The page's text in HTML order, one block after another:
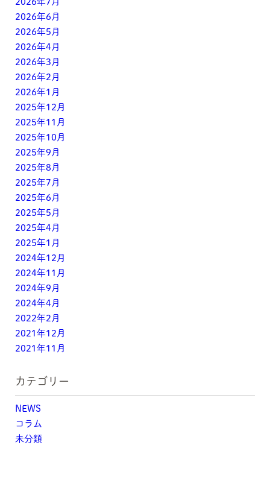
2026年6月
2026年5月
2026年4月
2026年3月
2026年2月
2026年1月
2025年12月
2025年11月
2025年10月
2025年9月
2025年8月
2025年7月
2025年6月
2025年5月
2025年4月
2025年1月
2024年12月
2024年11月
2024年9月
2024年4月
2022年2月
2021年12月
2021年11月
カテゴリー
NEWS
コラム
未分類